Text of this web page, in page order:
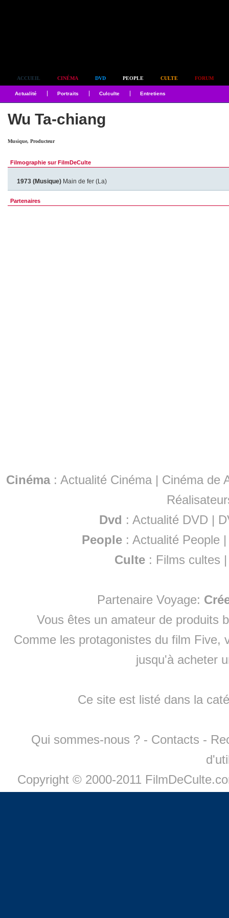
ACCUEIL CINÉMA DVD PEOPLE CULTE FORUM
Actualité Portraits Culculte Entretiens
Wu Ta-chiang
Musique, Producteur
Filmographie sur FilmDeCulte
1973 (Musique) Main de fer (La)
Partenaires
Cinéma: Actualité Cinéma | Cinéma de
Dvd : Actualité DVD |
People :Actualité People
Culte : Films cultes
Partenaire Voyage:
Vous êtes un amateur de produits
Comme les protagonistes du film Five,
jusqu'à acheter
Ce site est listé dans la
Qui sommes-nous ? - Contacts -
Copyright © 2000-2011